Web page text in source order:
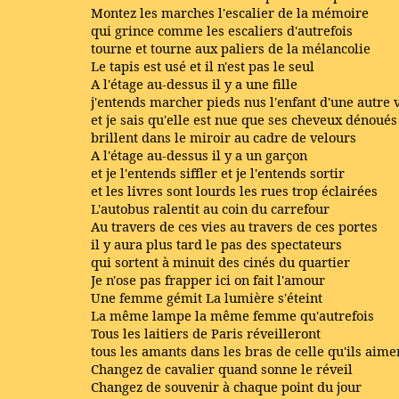
Montez les marches l'escalier de la mémoire
qui grince comme les escaliers d'autrefois
tourne et tourne aux paliers de la mélancolie
Le tapis est usé et il n'est pas le seul
A l'étage au-dessus il y a une fille
j'entends marcher pieds nus l'enfant d'une autre
et je sais qu'elle est nue que ses cheveux dénoués
brillent dans le miroir au cadre de velours
A l'étage au-dessus il y a un garçon
et je l'entends siffler et je l'entends sortir
et les livres sont lourds les rues trop éclairées
L'autobus ralentit au coin du carrefour
Au travers de ces vies au travers de ces portes
il y aura plus tard le pas des spectateurs
qui sortent à minuit des cinés du quartier
Je n'ose pas frapper ici on fait l'amour
Une femme gémit La lumière s'éteint
La même lampe la même femme qu'autrefois
Tous les laitiers de Paris réveilleront
tous les amants dans les bras de celle qu'ils
Changez de cavalier quand sonne le réveil
Changez de souvenir à chaque point du jour